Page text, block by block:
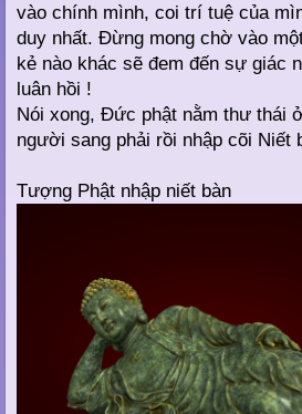
vào chính mình, coi trí tuệ của
duy nhất. Đừng mong chờ vào
kẻ nào khác sẽ đem đến sự giác
luân hồi !
Nói xong, Đức phật nằm thư thái
người sang phải rồi nhập cõi Niết
Tượng Phật nhập niết bàn